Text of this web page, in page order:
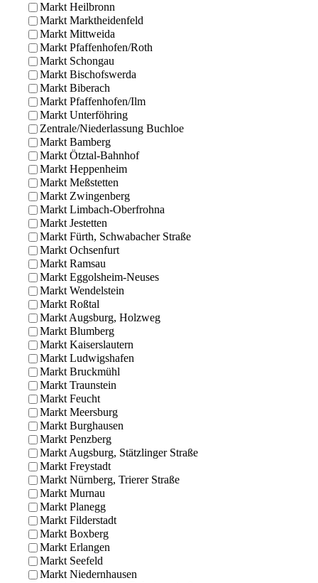
Markt Heilbronn
Markt Marktheidenfeld
Markt Mittweida
Markt Pfaffenhofen/Roth
Markt Schongau
Markt Bischofswerda
Markt Biberach
Markt Pfaffenhofen/Ilm
Markt Unterföhring
Zentrale/Niederlassung Buchloe
Markt Bamberg
Markt Ötztal-Bahnhof
Markt Heppenheim
Markt Meßstetten
Markt Zwingenberg
Markt Limbach-Oberfrohna
Markt Jestetten
Markt Fürth, Schwabacher Straße
Markt Ochsenfurt
Markt Ramsau
Markt Eggolsheim-Neuses
Markt Wendelstein
Markt Roßtal
Markt Augsburg, Holzweg
Markt Blumberg
Markt Kaiserslautern
Markt Ludwigshafen
Markt Bruckmühl
Markt Traunstein
Markt Feucht
Markt Meersburg
Markt Burghausen
Markt Penzberg
Markt Augsburg, Stätzlinger Straße
Markt Freystadt
Markt Nürnberg, Trierer Straße
Markt Murnau
Markt Planegg
Markt Filderstadt
Markt Boxberg
Markt Erlangen
Markt Seefeld
Markt Niedernhausen